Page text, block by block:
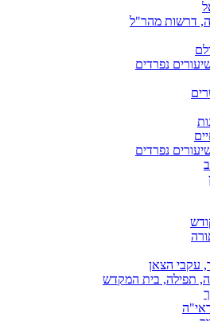
דרשות מהר"ל
נפרדים
נפרדים
עקבי הצאן
תפילה, בית המקדש